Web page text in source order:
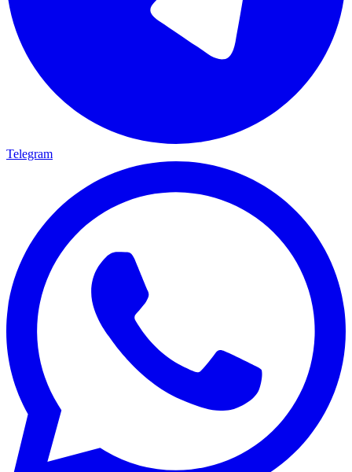
Telegram